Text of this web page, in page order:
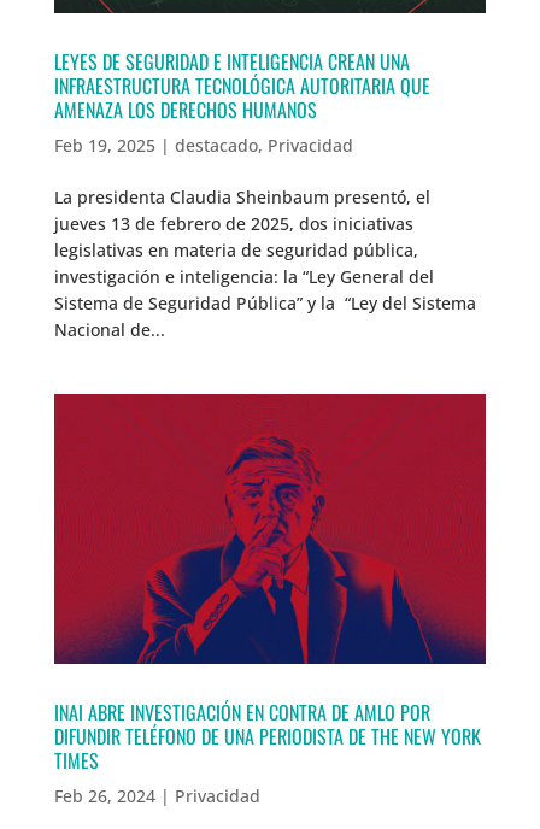
LEYES DE SEGURIDAD E INTELIGENCIA CREAN UNA
INFRAESTRUCTURA TECNOLÓGICA AUTORITARIA QUE
AMENAZA LOS DERECHOS HUMANOS
Feb 19, 2025| destacado, Privacidad
La presidenta Claudia Sheinbaum presentó, el
jueves 13 de febrero de 2025, dos iniciativas
legislativas en materia de seguridad pública,
investigación e inteligencia: la “Ley General del
Sistema de Seguridad Pública” y la “Ley del Sistema
Nacional de...
INAI ABRE INVESTIGACIÓN EN CONTRA DE AMLO POR
DIFUNDIR TELÉFONO DE UNA PERIODISTA DE THE NEW YORK
TIMES
Feb 26, 2024| Privacidad